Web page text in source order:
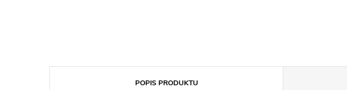
POPIS PRODUKTU